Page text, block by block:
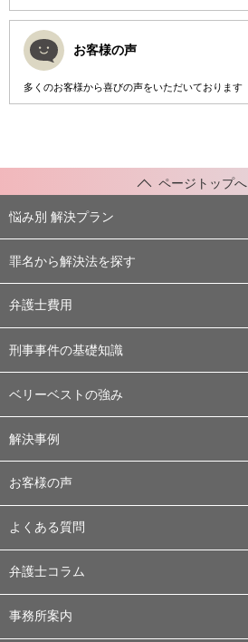
お客様の声
多くのお客様から喜びの声をいただいております
ページトップへ
悩み別 解決プラン
罪名から解決法を探す
弁護士費用
刑事事件の基礎知識
ベリーベストの強み
解決事例
お客様の声
よくある質問
弁護士コラム
事務所案内